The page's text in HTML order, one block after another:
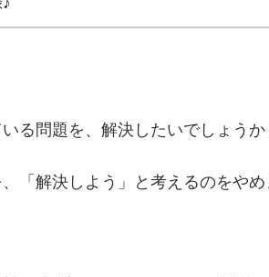
る問題を、解決したいでしょうか
「解決しよう」と考えるのをやめ